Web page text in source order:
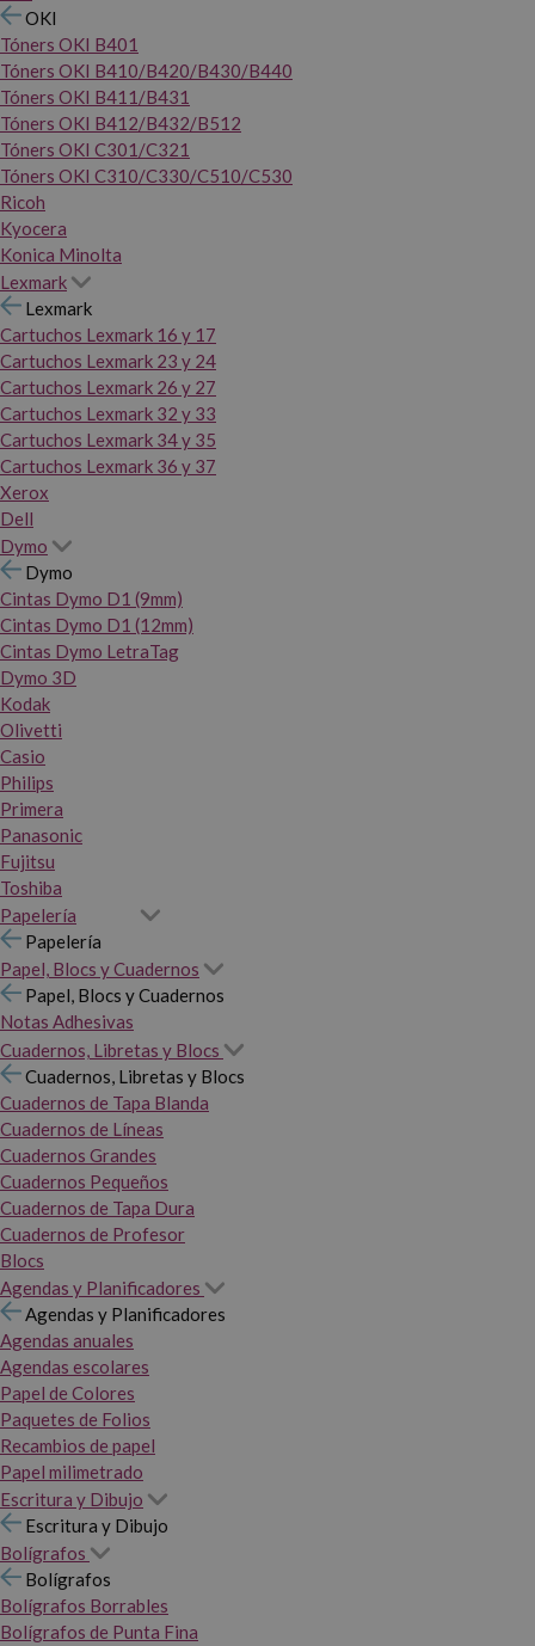
OKI
Tóners OKI B401
Tóners OKI B410/B420/B430/B440
Tóners OKI B411/B431
Tóners OKI B412/B432/B512
Tóners OKI C301/C321
Tóners OKI C310/C330/C510/C530
Ricoh
Kyocera
Konica Minolta
Lexmark
Lexmark
Cartuchos Lexmark 16 y 17
Cartuchos Lexmark 23 y 24
Cartuchos Lexmark 26 y 27
Cartuchos Lexmark 32 y 33
Cartuchos Lexmark 34 y 35
Cartuchos Lexmark 36 y 37
Xerox
Dell
Dymo
Dymo
Cintas Dymo D1 (9mm)
Cintas Dymo D1 (12mm)
Cintas Dymo LetraTag
Dymo 3D
Kodak
Olivetti
Casio
Philips
Primera
Panasonic
Fujitsu
Toshiba
Papelería
Papelería
Papel, Blocs y Cuadernos
Papel, Blocs y Cuadernos
Notas Adhesivas
Cuadernos, Libretas y Blocs
Cuadernos, Libretas y Blocs
Cuadernos de Tapa Blanda
Cuadernos de Líneas
Cuadernos Grandes
Cuadernos Pequeños
Cuadernos de Tapa Dura
Cuadernos de Profesor
Blocs
Agendas y Planificadores
Agendas y Planificadores
Agendas anuales
Agendas escolares
Papel de Colores
Paquetes de Folios
Recambios de papel
Papel milimetrado
Escritura y Dibujo
Escritura y Dibujo
Bolígrafos
Bolígrafos
Bolígrafos Borrables
Bolígrafos de Punta Fina